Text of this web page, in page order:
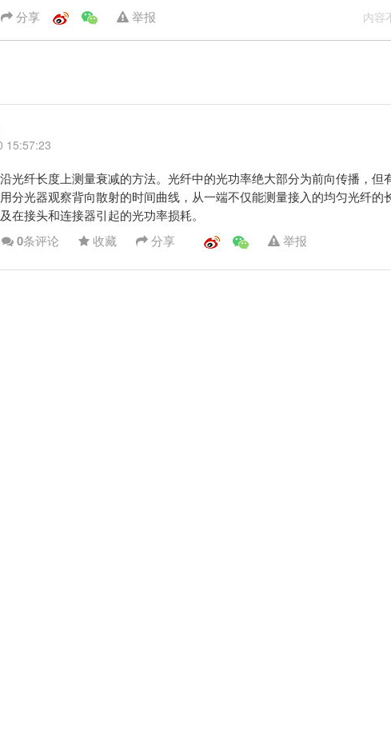
内容
分享 举报
15:57:23
光纤长度上测量衰减的方法。光纤中的光功率绝大部分为前向传播，但
分光器观察背向散射的时间曲线，从一端不仅能测量接入的均匀光纤的
在接头和连接器引起的光功率损耗。
0条评论 收藏 分享 举报